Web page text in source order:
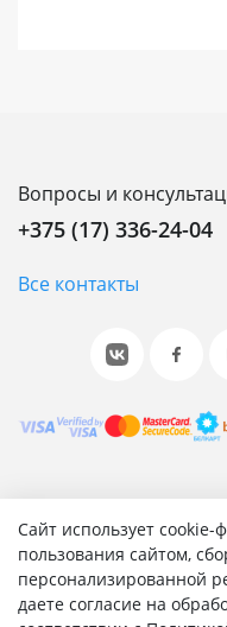
Сайт использует cookie-
пользования сайтом,
персонализированной
даете согласие на
Вопросы и
+375 (17) 336-24-04
Все контакты
© 2001-2026 «Битрикс», «1С-
Битрикс: Управление
Согласие на обработку
Отзыв согласия на